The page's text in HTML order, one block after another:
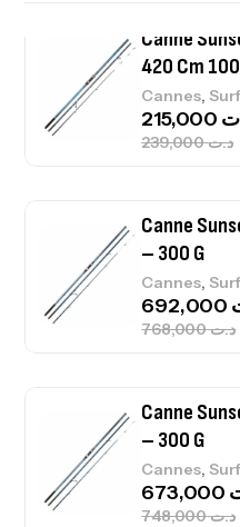
Canne
420 Cm
Cannes,
د.ت239,000
Canne
– 300 G
Cannes,
د.ت768,000
Canne
– 300 G
Cannes,
د.ت748,000